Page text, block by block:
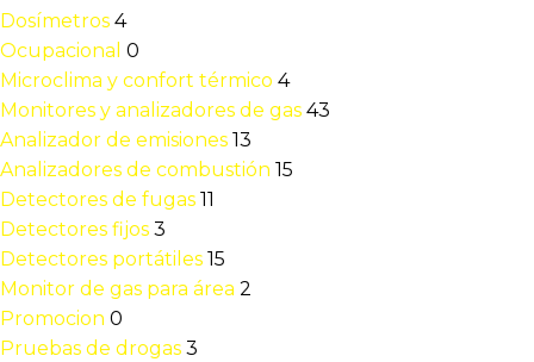
Dosímetros 4
Ocupacional 0
Microclima y confort térmico 4
Monitores y analizadores de gas 43
Analizador de emisiones 13
Analizadores de combustión 15
Detectores de fugas 11
Detectores fijos 3
Detectores portátiles 15
Monitor de gas para área 2
Promocion 0
Pruebas de drogas 3